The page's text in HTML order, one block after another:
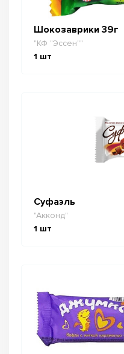
Шокозаврики 39г
"КФ "Эссен""
1 шт
Суфаэль
"Акконд"
1 шт